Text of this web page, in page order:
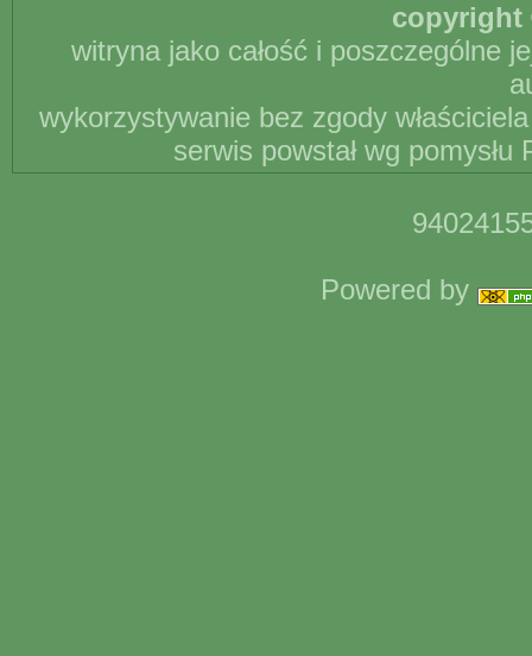
copyright
witryna jako całość i poszczególne
wykorzystywanie bez zgody
serwis powstał wg
Powered by